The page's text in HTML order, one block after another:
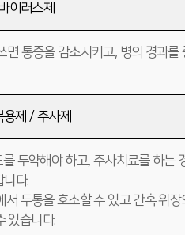
이러스제
면 통증을 감소시키고, 병의 경과를
용제 / 주사제
투약해야 하고, 주사치료를 하는
니다.
두통을 호소할 수 있고 간혹 위장
있습니다.